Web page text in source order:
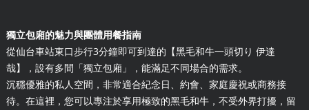
獨立包廂的魅力與團體用餐指南
從仙台車站東口步行3分鐘即可到達的【黑毛和牛一頭切り 伊達
哉】，設有多間「獨立包廂」，能滿足不同場合的需求。
沉穩優雅的私人空間，非常適合紀念日、約會、家庭慶祝或商務接
待。在這裡，您可以專注於享用極致的黑毛和牛，不受外界打擾，留